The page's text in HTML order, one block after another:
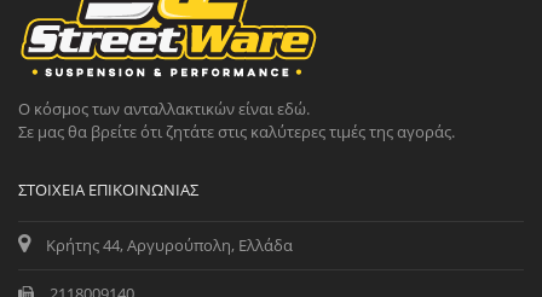
Ο κόσμος των ανταλλακτικών είναι εδώ.
Σε μας θα βρείτε ότι ζητάτε στις καλύτερες τιμές της αγοράς.
ΣΤΟΙΧΕΊΑ ΕΠΙΚΟΙΝΩΝΊΑΣ
Κρήτης 44, Αργυρούπολη, Ελλάδα